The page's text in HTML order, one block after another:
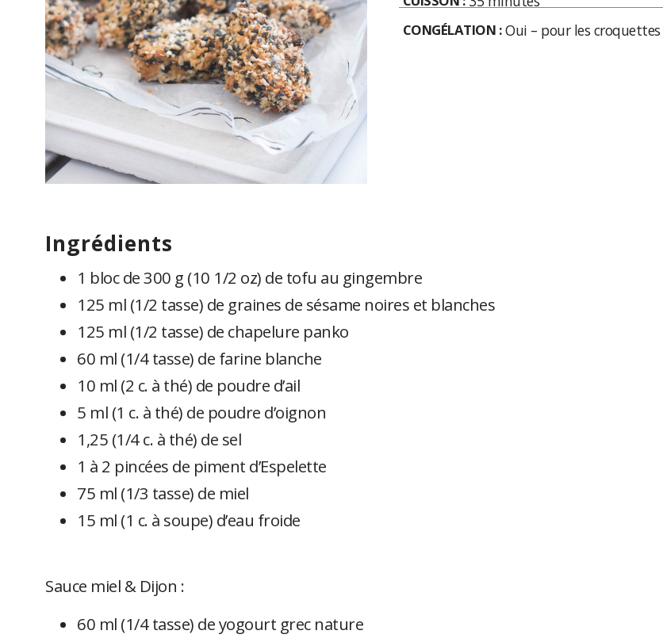
CONGÉLATION : Oui – pour les croquettes
ingrédients
1 bloc de 300 g (10 1/2 oz) de tofu au gingembre
125 ml (1/2 tasse) de graines de sésame noires et blanches
125 ml (1/2 tasse) de chapelure panko
60 ml (1/4 tasse) de farine blanche
10 ml (2 c. à thé) de poudre d’ail
5 ml (1 c. à thé) de poudre d’oignon
1,25 (1/4 c. à thé) de sel
1 à 2 pincées de piment d’Espelette
75 ml (1/3 tasse) de miel
15 ml (1 c. à soupe) d’eau froide
Sauce miel & Dijon :
60 ml (1/4 tasse) de yogourt grec nature